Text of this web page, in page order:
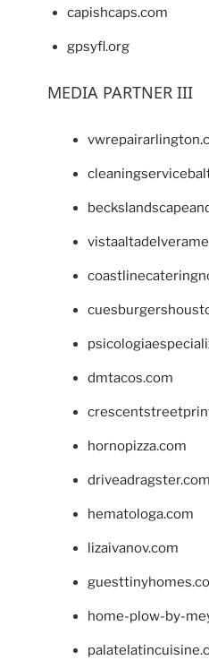
capishcaps.com
gpsyfl.org
MEDIA PARTNER III
dmtacos.com
hornopizza.com
driveadragster.com
hematologa.com
lizaivanov.com
home-plow-by-